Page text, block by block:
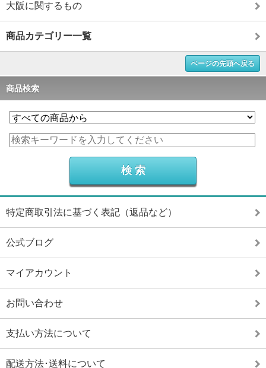
大阪に関するもの
商品カテゴリー一覧
ページの先頭へ戻る
商品検索
特定商取引法に基づく表記（返品など）
公式ブログ
マイアカウント
お問い合わせ
支払い方法について
配送方法･送料について